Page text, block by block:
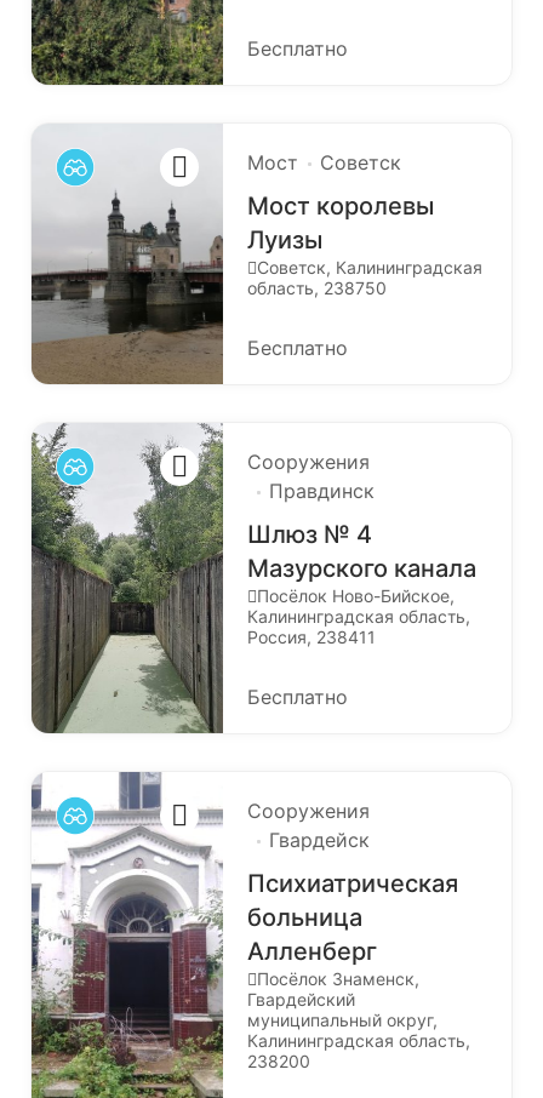
Бесплатно
Мост Советск
Мост королевы
Луизы
Советск, Калининградская
область, 238750
Бесплатно
Сооружения
Правдинск
Шлюз № 4
Мазурского канала
Посёлок Ново-Бийское,
Калининградская область,
Россия, 238411
Бесплатно
Сооружения
Гвардейск
Психиатрическая
больница
Алленберг
Посёлок Знаменск,
Гвардейский
муниципальный округ,
Калининградская область,
238200